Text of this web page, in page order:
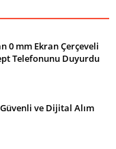
0 mm Ekran Çerçeveli
Telefonunu Duyurdu
ve Dijital Alım